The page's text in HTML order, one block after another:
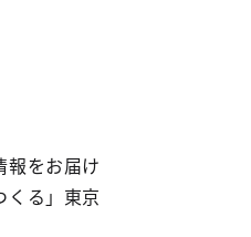
報をお届け
くる」東京